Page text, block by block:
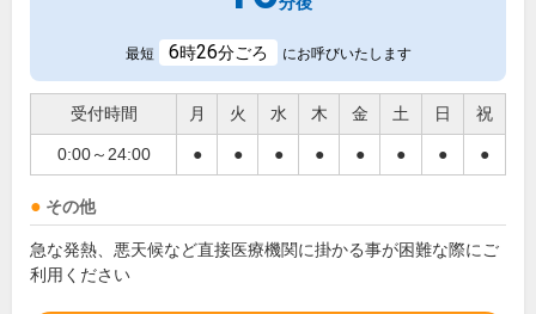
最短 6時26分ごろ にお呼びいたします
受付時間 月 火 水 木 金 土 日 祝
0:00～24:00 ● ● ● ● ● ● ● ●
その他
急な発熱、悪天候など直接医療機関に掛かる事が困難な際にご
利用ください